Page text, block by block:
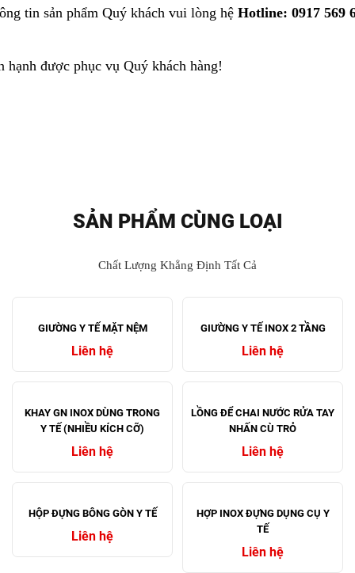
tin sản phẩm Quý khách vui lòng hệ Hotline: 0917 569
hạnh được phục vụ Quý khách hàng!
SẢN PHẨM CÙNG LOẠI
Chất Lượng Khẳng Định Tất Cả
GIƯỜNG Y TẾ MẶT NỆM
Liên hệ
GIƯỜNG Y TẾ INOX 2 TẦNG
Liên hệ
KHAY GN INOX DÙNG TRONG
Y TẾ (NHIỀU KÍCH CỠ)
LỒNG ĐỂ CHAI NƯỚC RỬA TAY
NHẤN CÙ TRỎ
HỘP ĐỰNG BÔNG GÒN Y TẾ
Liên hệ
HỢP INOX ĐỰNG DỤNG CỤ Y
TẾ
Liên hệ